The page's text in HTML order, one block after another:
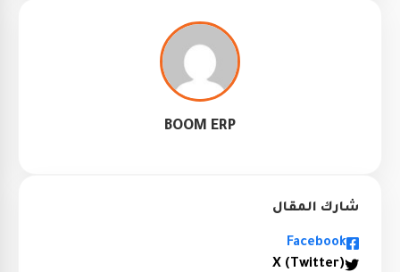
BOOM ERP
شارك المقال
Facebook
X (Twitter)